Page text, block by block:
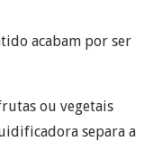
acabam por ser
ou vegetais
separa a